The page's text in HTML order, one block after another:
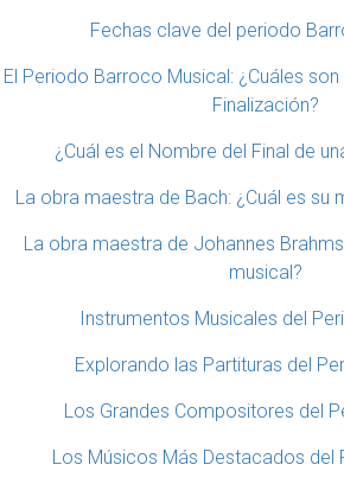
Fechas clave del periodo
El Periodo Barroco Musical: ¿Cuáles
Finalización?
¿Cuál es el Nombre del Final de
La obra maestra de Bach: ¿Cuál es su
La obra maestra de Johannes
musical?
Instrumentos Musicales del
Explorando las Partituras del
Los Grandes Compositores del
Los Músicos Más Destacados del